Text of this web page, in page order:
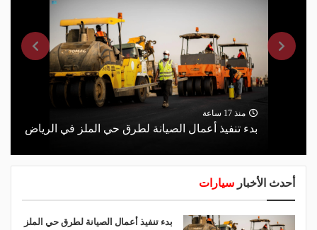
منذ 17 ساعة
بدء تنفيذ أعمال الصيانة لطرق حي الملز في الرياض
أحدث الأخبار سيارات
بدء تنفيذ أعمال الصيانة لطرق حي الملز